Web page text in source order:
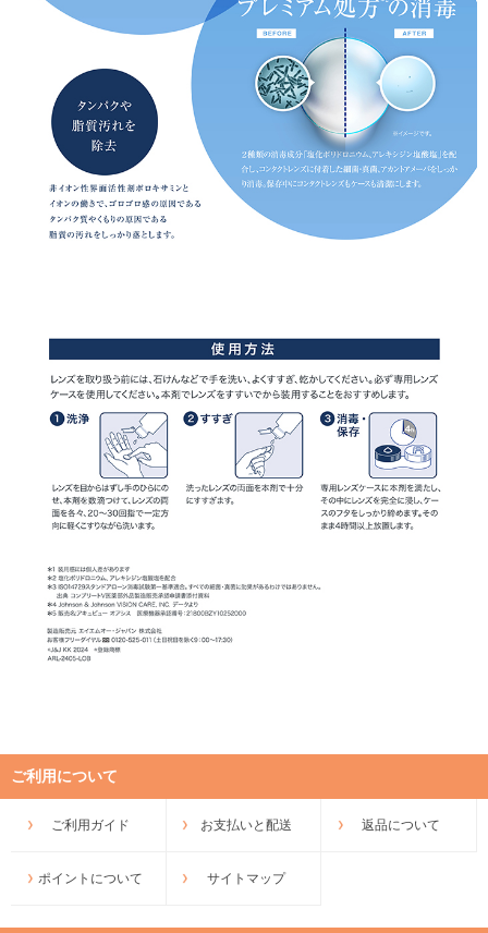
ご利用について
ご利用ガイド お支払いと配送 返品について
ポイントについて サイトマップ